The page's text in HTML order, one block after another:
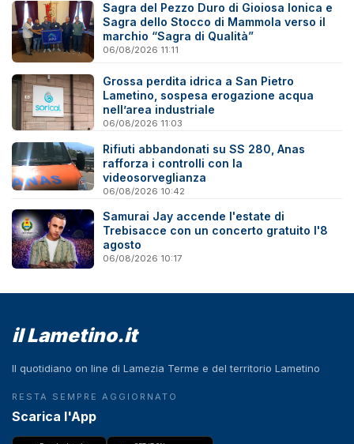
Sagra del Pezzo Duro di Gioiosa Ionica e
Sagra dello Stocco di Mammola verso il
marchio “Sagra di Qualità”
06/08/2026 11:11
Grossa perdita idrica a San Pietro
Lametino, sospesa erogazione acqua
nell’area industriale
06/08/2026 11:03
Rifiuti abbandonati su SS 280, Anas
rafforza i controlli con la
videosorveglianza
06/08/2026 10:42
Samurai Jay accende l'estate di
Trebisacce con un concerto gratuito l'8
agosto
06/08/2026 10:17
il Lametino.it
Il quotidiano on line di Lamezia Terme e del territorio Lametino
RESTA SEMPRE AGGIORNATO
Scarica l'App